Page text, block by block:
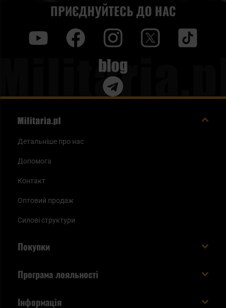
ПРИЄДНУЙТЕСЬ ДО НАС
Blog
Детальніше про нас
Допомога
Контакт
Оптовий продаж
Силові структури
Покупки
Програма лояльності
Інформація